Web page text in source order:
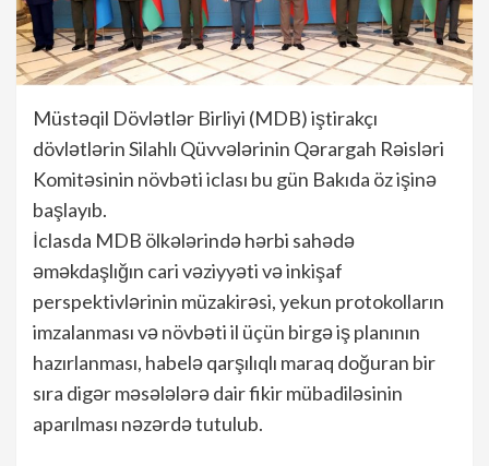
Müstəqil Dövlətlər Birliyi (MDB) iştirakçı
dövlətlərin Silahlı Qüvvələrinin Qərargah Rəisləri
Komitəsinin növbəti iclası bu gün Bakıda öz işinə
başlayıb.
İclasda MDB ölkələrində hərbi sahədə
əməkdaşlığın cari vəziyyəti və inkişaf
perspektivlərinin müzakirəsi, yekun protokolların
imzalanması və növbəti il üçün birgə iş planının
hazırlanması, habelə qarşılıqlı maraq doğuran bir
sıra digər məsələlərə dair fikir mübadiləsinin
aparılması nəzərdə tutulub.